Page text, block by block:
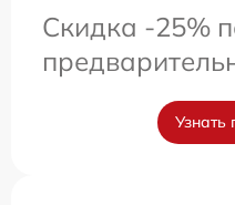
Скидка -25%
Узнать